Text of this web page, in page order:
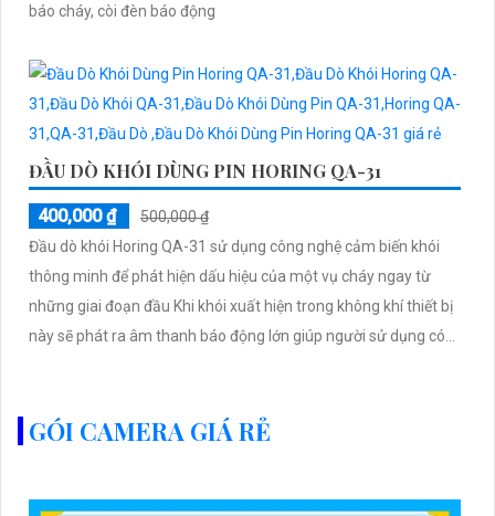
báo cháy, còi đèn báo động
ĐẦU DÒ KHÓI DÙNG PIN HORING QA-31
400,000 ₫
500,000 ₫
Đầu dò khói Horing QA-31 sử dụng công nghệ cảm biến khói
thông minh để phát hiện dấu hiệu của một vụ cháy ngay từ
những giai đoạn đầu Khi khói xuất hiện trong không khí thiết bị
này sẽ phát ra âm thanh báo động lớn giúp người sử dụng có
GÓI CAMERA GIÁ RẺ